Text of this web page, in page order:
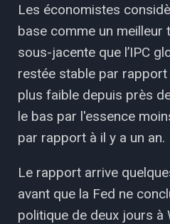
Les économistes
base comme un meilleur
sous-jacente que l’IPC
restée stable par
plus faible depuis près
le bas par l'essence
par rapport à il y a un an.
Le rapport arrive
avant que la Fed ne
politique de deux jours à